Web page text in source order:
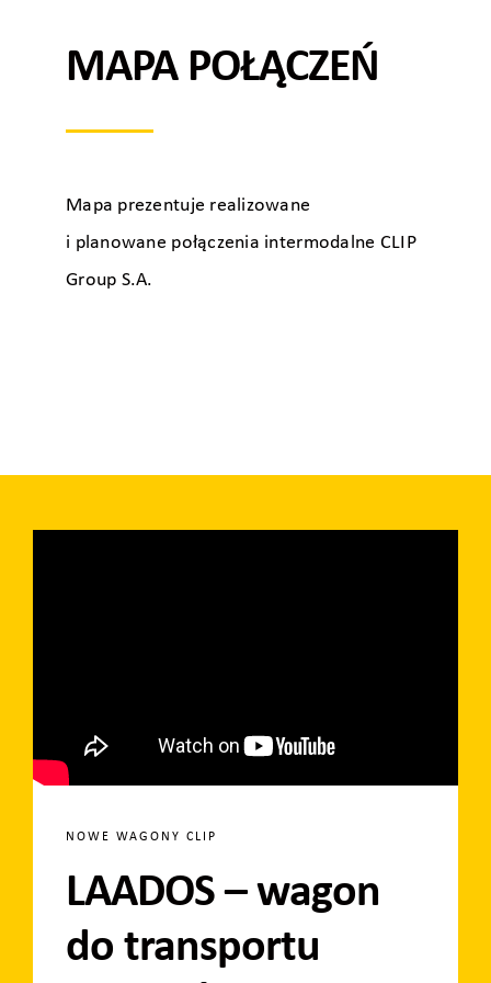
MAPA POŁĄCZEŃ
Mapa prezentuje realizowane
i planowane połączenia intermodalne CLIP
Group S.A.
NOWE WAGONY CLIP
LAADOS – wagon
do transportu